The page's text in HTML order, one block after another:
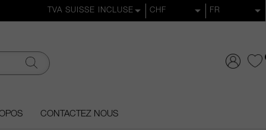
CONTACTEZ NOUS